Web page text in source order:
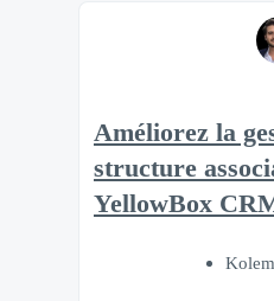
Améliorez la
structure
YellowBox